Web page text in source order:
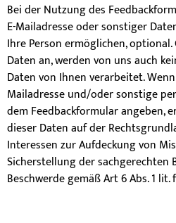
Bei der Nutzung des
E-Mailadresse oder sonstiger
Ihre Person ermöglichen,
Daten an, werden von uns auch
Daten von Ihnen verarbeitet.
Mailadresse und/oder sonstige
dem Feedbackformular angeben,
dieser Daten auf der
Interessen zur Aufdeckung von
Sicherstellung der sachgerechten
Beschwerde gemäß Art 6 Abs. 1 lit. f